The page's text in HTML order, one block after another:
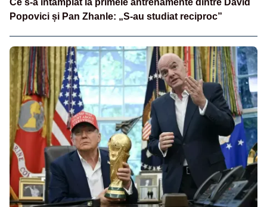
Ce s-a întâmplat la primele antrenamente dintre David
Popovici și Pan Zhanle: „S-au studiat reciproc”